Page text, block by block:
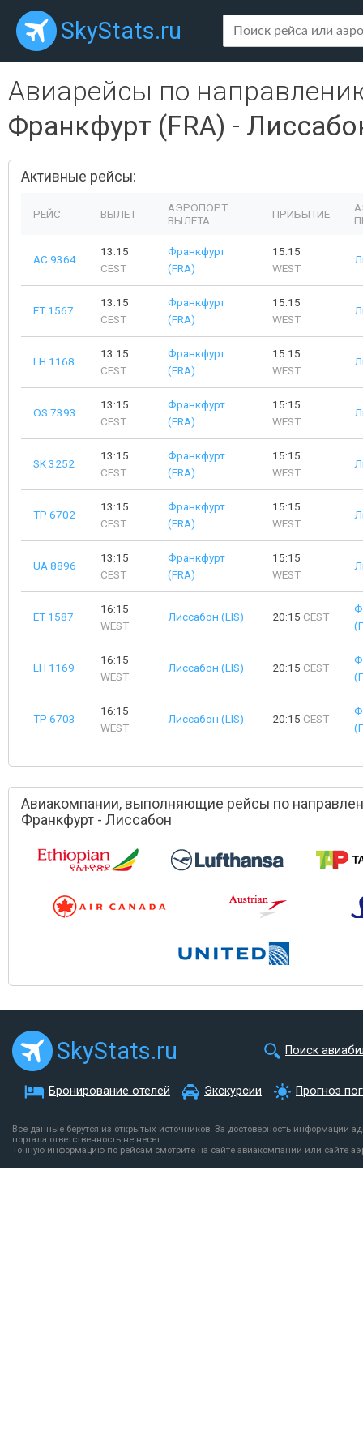
SkyStats.ru
Авиарейсы по
Франкфурт (FRA) -
Активные рейсы:
РЕЙС ВЫЛЕТ
АЭРОПОРТ
ВЫЛЕТА
ПРИБЫТИЕ
AC 9364
13:15
CEST
Франкфурт
(FRA)
15:15
WEST
ET 1567
13:15
CEST
Франкфурт
(FRA)
15:15
WEST
LH 1168
13:15
CEST
Франкфурт
(FRA)
15:15
WEST
OS 7393
13:15
CEST
Франкфурт
(FRA)
15:15
WEST
SK 3252
13:15
CEST
Франкфурт
(FRA)
15:15
WEST
TP 6702
13:15
CEST
Франкфурт
(FRA)
15:15
WEST
UA 8896
13:15
CEST
Франкфурт
(FRA)
15:15
WEST
ET 1587
16:15
WEST
Лиссабон (LIS) 20:15 CEST
LH 1169
16:15
WEST
Лиссабон (LIS) 20:15 CEST
TP 6703
16:15
WEST
Лиссабон (LIS) 20:15 CEST
Авиакомпании, выполняющие рейсы по
Франкфурт - Лиссабон
SkyStats.ru Поиск
Бронирование отелей Экскурсии Прогноз
Все данные берутся из открытых источников. За достоверность информации
портала ответственность не несет.
Точную информацию по рейсам смотрите на сайте авиакомпании или сайте